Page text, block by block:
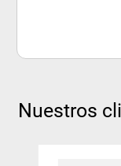
Nuestros